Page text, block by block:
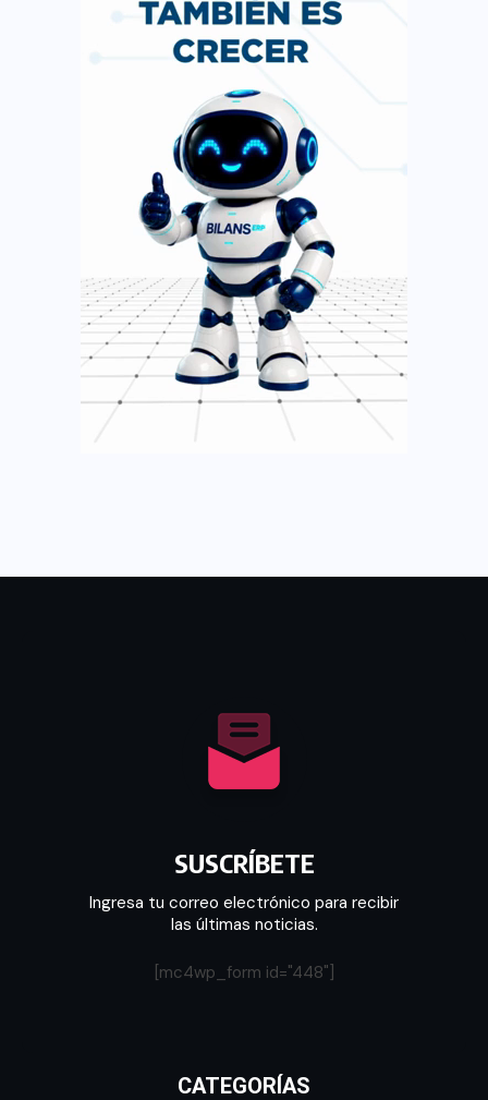
SUSCRÍBETE
Ingresa tu correo electrónico para recibir
las últimas noticias.
[mc4wp_form id="448"]
CATEGORÍAS